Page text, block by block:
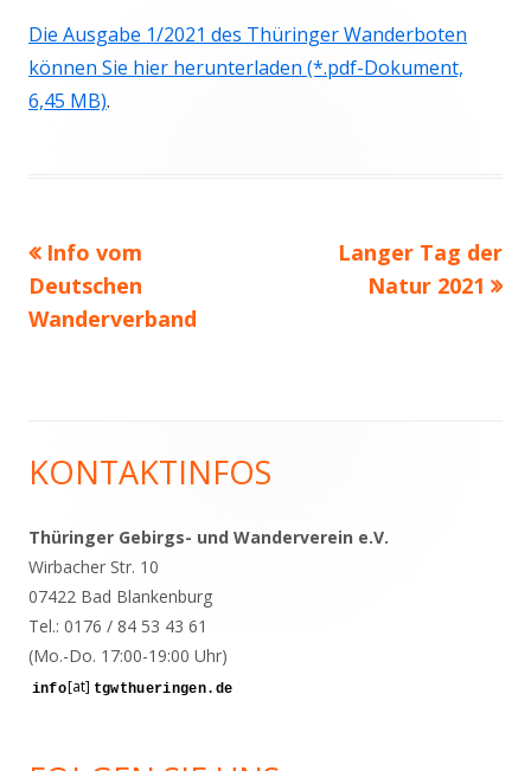
Die Ausgabe 1/2021 des Thüringer Wanderboten
können Sie hier herunterladen (*.pdf-Dokument,
6,45 MB).
Beitragsnavigation
Vorheriger
Beitrag:
Info vom
Deutschen
Wanderverband
Nächster
Beitrag
Langer Tag der
Natur 2021
Haupt-
Seitenleiste
KONTAKTINFOS
Thüringer Gebirgs- und Wanderverein e.V.
Wirbacher Str. 10
07422 Bad Blankenburg
Tel.: 0176 / 84 53 43 61
(Mo.-Do. 17:00-19:00 Uhr)
[at]